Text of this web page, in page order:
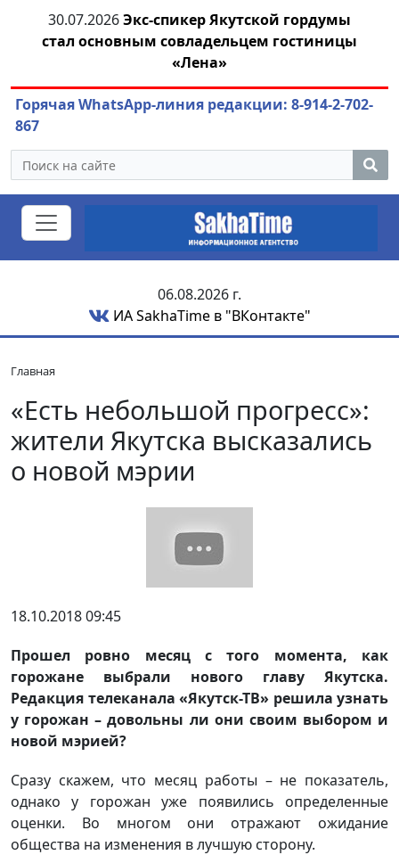
30.07.2026Экс-спикер Якутской гордумы
стал основным совладельцем гостиницы
«Лена»
Горячая WhatsApp-линия редакции: 8-914-2-702-
867
06.08.2026 г.
ИА SakhaTime в "ВКонтакте"
Главная
«Есть небольшой прогресс»:
жители Якутска высказались
о новой мэрии
18.10.2018 09:45
Прошел ровно месяц с того момента, как
горожане выбрали нового главу Якутска.
Редакция телеканала «Якутск-ТВ» решила узнать
у горожан – довольны ли они своим выбором и
новой мэрией?
Сразу скажем, что месяц работы – не показатель,
однако у горожан уже появились определенные
оценки. Во многом они отражают ожидание
общества на изменения в лучшую сторону.